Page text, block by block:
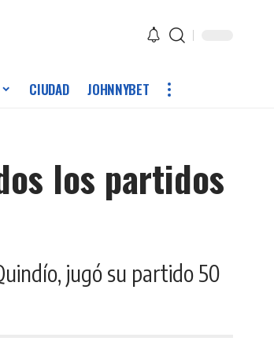
CIUDAD JOHNNYBET
los partidos
jugó su partido 50